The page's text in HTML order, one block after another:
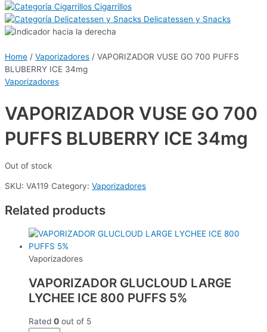
Cigarrillos
Delicatessen y Snacks
Home / Vaporizadores / VAPORIZADOR VUSE GO 700 PUFFS
BLUBERRY ICE 34mg
Vaporizadores
VAPORIZADOR VUSE GO 700
PUFFS BLUBERRY ICE 34mg
Out of stock
SKU: VA119 Category: Vaporizadores
Related products
Vaporizadores
VAPORIZADOR GLUCLOUD LARGE
LYCHEE ICE 800 PUFFS 5%
Rated 0 out of 5